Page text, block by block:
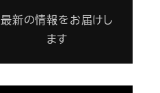
最新の情報をお届けし
ます